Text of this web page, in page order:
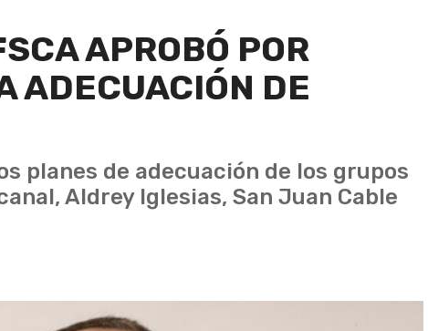
APROBÓ POR
ADECUACIÓN DE
planes de adecuación de los grupos
Aldrey Iglesias, San Juan Cable